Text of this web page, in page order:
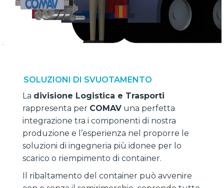
SOLUZIONI DI SVUOTAMENTO
La divisione Logistica e Trasporti
rappresenta per COMAV una perfetta
integrazione tra i componenti di nostra
produzione e l’esperienza nel proporre le
soluzioni di ingegneria più idonee per lo
scarico o riempimento di container.
Il ribaltamento del container può avvenire